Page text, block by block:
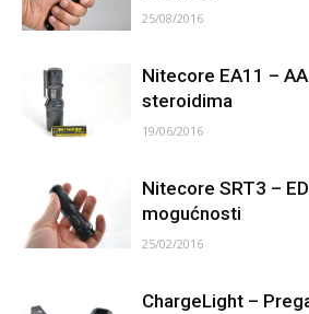
25/08/2016
Nitecore EA11 –
steroidima
19/06/2016
Nitecore SRT3 –
mogućnosti
25/02/2016
ChargeLight –